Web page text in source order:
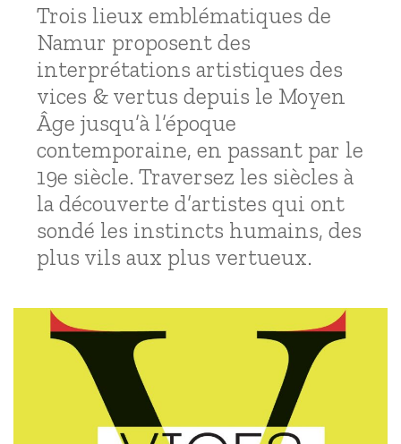
Trois lieux emblématiques de
Namur proposent des
interprétations artistiques des
vices & vertus depuis le Moyen
Âge jusqu’à l’époque
contemporaine, en passant par le
19e siècle. Traversez les siècles à
la découverte d’artistes qui ont
sondé les instincts humains, des
plus vils aux plus vertueux.